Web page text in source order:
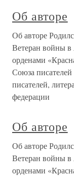
Об авторе
Об авторе
Ветеран войны в
орденами
Союза
писателей,
федерации
Об авторе
Об авторе
Ветеран войны в
орденами